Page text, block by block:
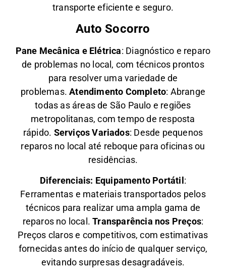
transporte eficiente e seguro.
Auto Socorro
Pane Mecânica e Elétrica: Diagnóstico e reparo
de problemas no local, com técnicos prontos
para resolver uma variedade de
problemas.Atendimento Completo: Abrange
todas as áreas de São Paulo e regiões
metropolitanas, com tempo de resposta
rápido. Serviços Variados: Desde pequenos
reparos no local até reboque para oficinas ou
residências.
Diferenciais: Equipamento Portátil :
Ferramentas e materiais transportados pelos
técnicos para realizar uma ampla gama de
reparos no local.Transparência nos Preços:
Preços claros e competitivos, com estimativas
fornecidas antes do início de qualquer serviço,
evitando surpresas desagradáveis.